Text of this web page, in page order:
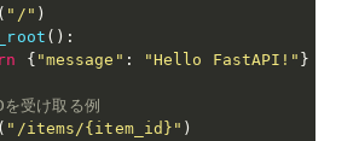
( "/" )
( ) :
{ "message" : "Hello FastAPI!" }
受け取る例
( "/items/{item_id}" )